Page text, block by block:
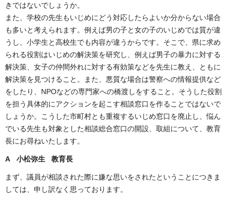
きではないでしょうか。
また、学校の先生もいじめにどう対応したらよいか分からない場合
も多いと考えられます。例えば男の子と女の子のいじめでは質が違
うし、小学生と高校生でも内容が違うからです。そこで、県に求め
られる役割はいじめの解決策を研究し、例えば男子の暴力に対する
解決策、女子の仲間外れに対する有効策などを先生に教え、ともに
解決策を見つけること。また、悪質な場合は警察への情報提供など
をしたり、NPOなどの専門家への橋渡しをすること。そうした役割
を担う具体的にアクションを起こす相談窓口を作ることではないで
しょうか。こうした市町村とも重複するいじめ窓口を廃止し、悩ん
でいる先生も対象とした相談総合窓口の開設、取組について、教育
長にお尋ねいたします。
A 小松弥生 教育長
まず、議員が相談された際に嫌な思いをされたということにつきま
しては、申し訳なく思っております。